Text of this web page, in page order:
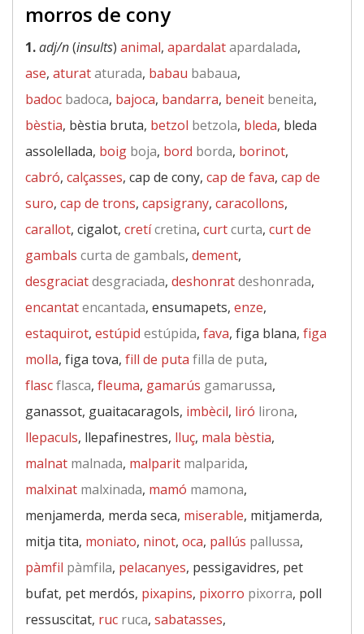
morros de cony
1.adj/n(insults) animal, apardalatapardalada,
ase, aturataturada, babau babaua,
badoc badoca, bajoca, bandarra, beneit beneita,
bèstia, bèstia bruta, betzol betzola, bleda, bleda
assolellada, boig boja, bord borda, borinot,
cabró, calçasses, cap de cony, cap de fava, cap de
suro, cap de trons, capsigrany, caracollons,
carallot, cigalot, cretícretina, curtcurta, curt de
gambals curta de gambals, dement,
desgraciatdesgraciada, deshonratdeshonrada,
encantatencantada, ensumapets, enze,
estaquirot, estúpid estúpida, fava, figa blana, figa
molla, figa tova, fill de puta filla de puta,
flascflasca, fleuma, gamarús gamarussa,
ganassot, guaitacaragols, imbècil, liró lirona,
llepaculs, llepafinestres, lluç, mala bèstia,
malnat malnada, malparit malparida,
malxinat malxinada, mamó mamona,
menjamerda, merda seca, miserable, mitjamerda,
mitja tita, moniato, ninot, oca, pallús pallussa,
pàmfil pàmfila, pelacanyes, pessigavidres, pet
bufat, pet merdós, pixapins, pixorro pixorra, poll
ressuscitat, ruc ruca, sabatasses,